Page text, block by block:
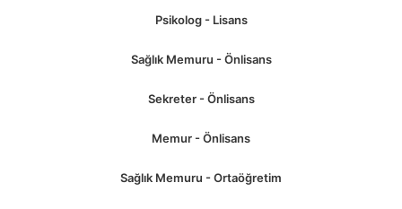
Psikolog - Lisans
Sağlık Memuru - Önlisans
Sekreter - Önlisans
Memur - Önlisans
Sağlık Memuru - Ortaöğretim